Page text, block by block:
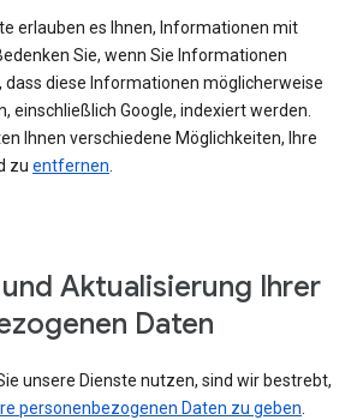
erlauben es Ihnen, Informationen mit
Sie, wenn Sie Informationen
diese Informationen möglicherweise
einschließlich Google, indexiert werden.
Ihnen verschiedene Möglichkeiten, Ihre
zu entfernen.
Aktualisierung Ihrer
Daten
unsere Dienste nutzen, sind wir bestrebt,
personenbezogenen Daten zu geben.